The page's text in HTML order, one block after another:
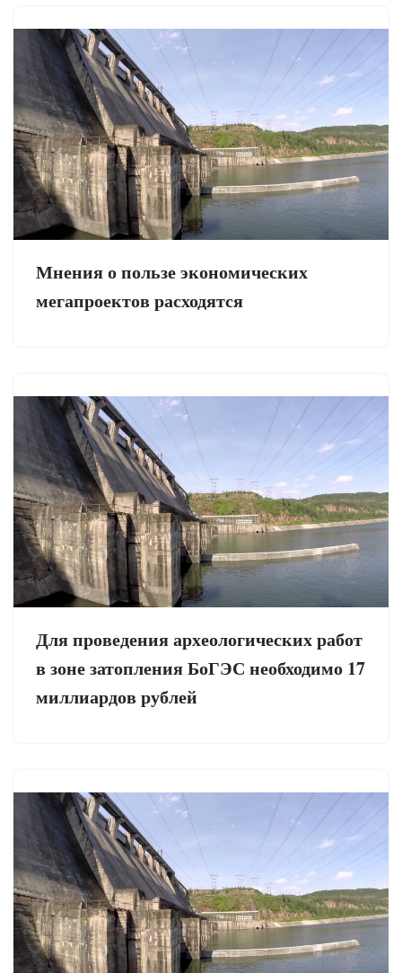
Мнения о пользе экономических
мегапроектов расходятся
Для проведения археологических работ
в зоне затопления БоГЭС необходимо 17
миллиардов рублей